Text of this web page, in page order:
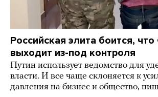
Российская элита боится,
выходит из-под контроля
Путин использует ведомство для
власти. И все чаще склоняется к
давления на бизнес и общество,